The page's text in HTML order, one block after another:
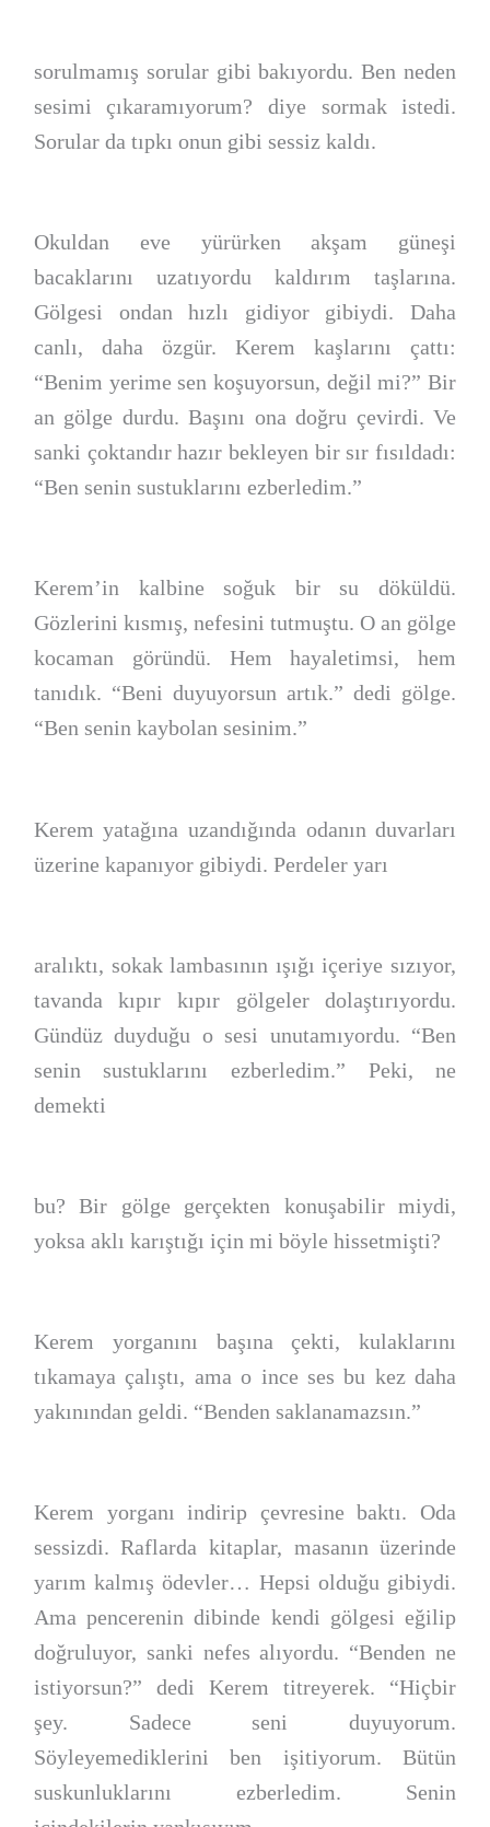
sorulmamış sorular gibi bakıyordu. Ben neden
sesimi çıkaramıyorum? diye sormak istedi.
Sorular da tıpkı onun gibi sessiz kaldı.
Okuldan eve yürürken akşam güneşi
bacaklarını uzatıyordu kaldırım taşlarına.
Gölgesi ondan hızlı gidiyor gibiydi. Daha
canlı, daha özgür. Kerem kaşlarını çattı:
“Benim yerime sen koşuyorsun, değil mi?” Bir
an gölge durdu. Başını ona doğru çevirdi. Ve
sanki çoktandır hazır bekleyen bir sır fısıldadı:
“Ben senin sustuklarını ezberledim.”
Kerem’in kalbine soğuk bir su döküldü.
Gözlerini kısmış, nefesini tutmuştu. O an gölge
kocaman göründü. Hem hayaletimsi, hem
tanıdık. “Beni duyuyorsun artık.” dedi gölge.
“Ben senin kaybolan sesinim.”
Kerem yatağına uzandığında odanın duvarları
üzerine kapanıyor gibiydi. Perdeler yarı
aralıktı, sokak lambasının ışığı içeriye sızıyor,
tavanda kıpır kıpır gölgeler dolaştırıyordu.
Gündüz duyduğu o sesi unutamıyordu. “Ben
senin sustuklarını ezberledim.” Peki, ne
demekti
bu? Bir gölge gerçekten konuşabilir miydi,
yoksa aklı karıştığı için mi böyle hissetmişti?
Kerem yorganını başına çekti, kulaklarını
tıkamaya çalıştı, ama o ince ses bu kez daha
yakınından geldi. “Benden saklanamazsın.”
Kerem yorganı indirip çevresine baktı. Oda
sessizdi. Raflarda kitaplar, masanın üzerinde
yarım kalmış ödevler… Hepsi olduğu gibiydi.
Ama pencerenin dibinde kendi gölgesi eğilip
doğruluyor, sanki nefes alıyordu. “Benden ne
istiyorsun?” dedi Kerem titreyerek. “Hiçbir
şey. Sadece seni duyuyorum.
Söyleyemediklerini ben işitiyorum. Bütün
suskunluklarını ezberledim. Senin